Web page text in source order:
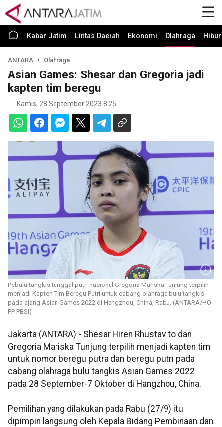
Kabar Jatim Lintas Daerah Ekonomi Olahraga
ANTARA Olahraga
Asian Games: Shesar dan Gregoria jadi
kapten tim beregu
Kamis, 28 September 2023 8:25
Pebulu tangkis tunggal putri nasional Gregoria Mariska Tunjung terpilih
menjadi Kapten Tim Beregu Putri untuk cabang olahraga bulu tangkis
pada ajang Asian Games 2022 di Hangzhou, China, Rabu. (ANTARA/HO-
PP PBSI)
Jakarta (ANTARA) - Shesar Hiren Rhustavito dan
Gregoria Mariska Tunjung terpilih menjadi kapten tim
untuk nomor beregu putra dan beregu putri pada
cabang olahraga bulu tangkis Asian Games 2022
pada 28 September-7 Oktober di Hangzhou, China.
Pemilihan yang dilakukan pada Rabu (27/9) itu
dipimpin langsung oleh Kepala Bidang Pembinaan dan